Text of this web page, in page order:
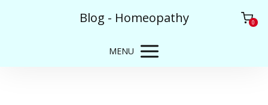
Blog - Homeopathy 0
MENU